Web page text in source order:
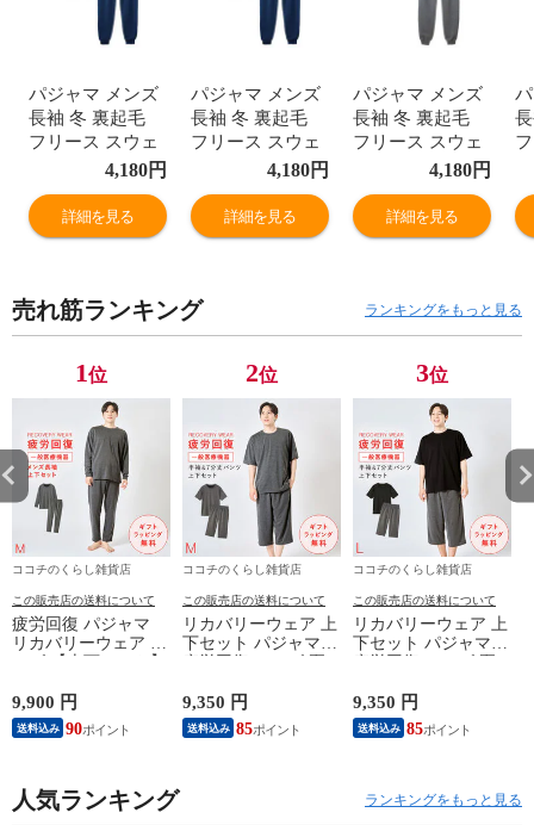
パジャマ メンズ
長袖 冬 裏起毛
フリース スウェ
ット スエット ジ
ャージ 上下 あっ
たか 暖かい ルー
ムウェア ルーム
ア 部屋着 冬用
秋冬 防寒 グレー
3L 大きいサイズ
ゆったり シンプ
ル メンズパジャ
マ 裏起毛パジャ
マ 男性...
4,180円
詳細を見る
パジャマ メンズ
長袖 冬 裏起毛
フリース スウェ
ット スエット ジ
ャージ 上下 あっ
たか 暖かい ルー
ムウェア ルーム
ア 部屋着 冬用
秋冬 防寒 グレー
3L 大きいサイズ
ゆったり シンプ
ル メンズパジャ
マ 裏起毛パジャ
マ 男性...
4,180円
詳細を見る
パジャマ メンズ
長袖 冬 裏起毛
フリース スウェ
ット スエット ジ
ャージ 上下 あっ
たか 暖かい ルー
ムウェア ルーム
ア 部屋着 冬用
秋冬 防寒 グレー
3L 大きいサイズ
ゆったり シンプ
ル メンズパジャ
マ 裏起毛パジャ
マ 男性...
4,180円
詳細を見る
売れ筋ランキング ランキングをもっと見る
1位
ココチのくらし雑貨店
この販売店の送料について
疲労回復 パジャマ
リカバリーウェア メ
れが取れる パジャマ
血行促進 肩こり 腰
痛対策 疲れ 軽減 ル
ゼント 敬老の日 男
性用 安眠サポート
9,900 円
送料込み 90
2位
ココチのくらし雑貨店
この販売店の送料について
リカバリーウェア 上
下セット パジャマ
ンツ 春夏用【一般医
療機器】部屋着 肩こ
り 冷え性 疲れが取
9,350 円
送料込み 85
3位
ココチのくらし雑貨店
この販売店の送料について
リカバリーウェア 上
下セット パジャマ
ンツ 春夏用【一般医
療機器】部屋着 肩こ
り 冷え性 疲れが取
パが良い お得 安い
9,350 円
送料込み 85
人気ランキング ランキングをもっと見る